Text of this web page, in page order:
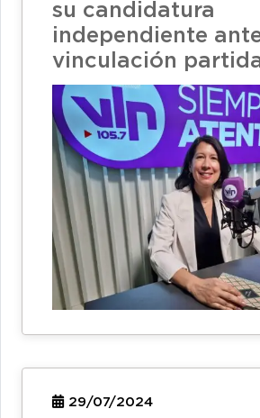
su candidatura
independiente
vinculación
29/07/2024